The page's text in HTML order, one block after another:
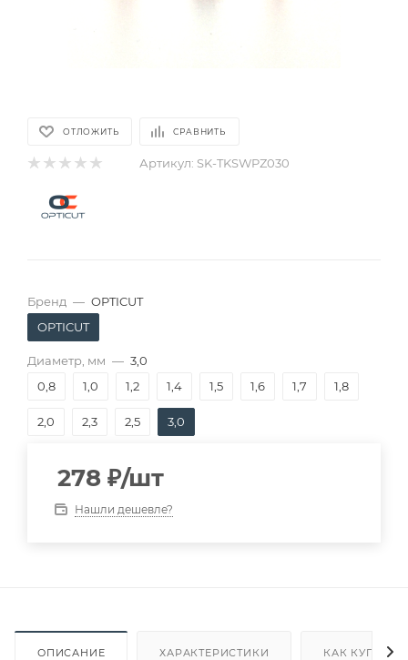
ОТЛОЖИТЬ СРАВНИТЬ
Артикул: SK-TKSWPZ030
Бренд — OPTICUT
OPTICUT
Диаметр, мм — 3,0
0,8
1,0 1,2 1,4 1,5 1,6 1,7 1,8
2,0 2,3 2,5 3,0
278 ₽/шт
Нашли дешевле?
ОПИСАНИЕ ХАРАКТЕРИСТИКИ КАК КУПИТЬ